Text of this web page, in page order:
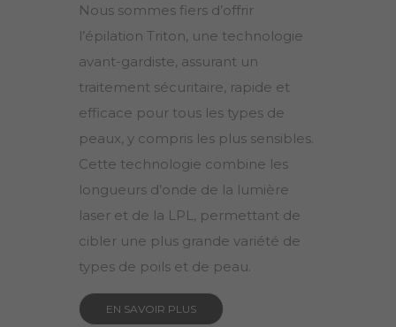
Nous sommes fiers d’offrir
l’épilation Triton, une technologie
avant-gardiste, assurant un
traitement sécuritaire, rapide et
efficace pour tous les types de
peaux, y compris les plus sensibles.
Cette technologie combine les
longueurs d’onde de la lumière
laser et de la LPL, permettant de
cibler une plus grande variété de
types de poils et de peau.
EN SAVOIR PLUS